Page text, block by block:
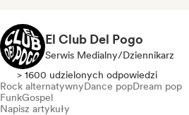
El Club Del Pogo
Serwis Medialny/Dziennikarz
> 1600 udzielonych odpowiedzi
Rock alternatywnyDance popDream pop
FunkGospel
Napisz artykuły